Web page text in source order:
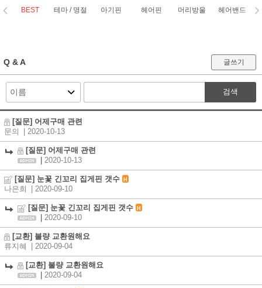
BEST 테마 / 명절 아기핀 헤어핀 머리방울 헤어밴드
Q & A 글쓰기
검색
[질문] 어제구매 관련
문의
| 2020-10-13
[질문] 어제구매 관련
2020-10-13
[질문] 눈꽃 긴꼬리 집게핀 갯수 H
나은희 | 2020-09-10
[질문] 눈꽃 긴꼬리 집게핀 갯수 H
2020-09-10
[교환] 불량 교환원해요
류지혜
| 2020-09-04
[교환] 불량 교환원해요
2020-09-04